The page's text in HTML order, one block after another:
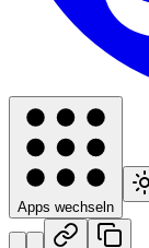
Apps wechseln